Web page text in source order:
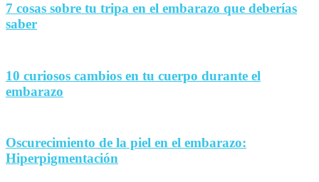
7 cosas sobre tu tripa en el embarazo que deberías
saber
10 curiosos cambios en tu cuerpo durante el
embarazo
Oscurecimiento de la piel en el embarazo:
Hiperpigmentación